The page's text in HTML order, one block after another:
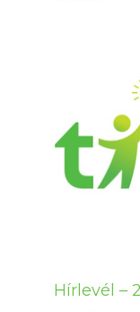
Hírlevél –